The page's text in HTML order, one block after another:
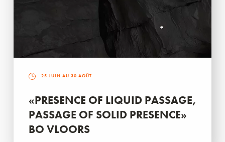
25 JUIN AU 30 AOÛT
«PRESENCE OF LIQUID PASSAGE,
PASSAGE OF SOLID PRESENCE»
BO VLOORS